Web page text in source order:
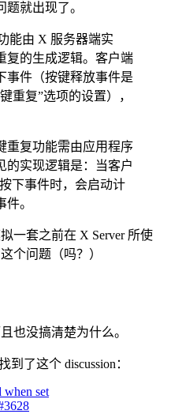
就出现了。
能由 X 服务器端实
复的生成逻辑。客户端
事件（按键释放事件是
重复”选项的设置），
重复功能需由应用程序
的实现逻辑是：当客户
下事件时，会启动计
。
一套之前在 X Server 所使
个问题（吗？）
也没搞清楚为什么。
到了这个 discussion：
when set